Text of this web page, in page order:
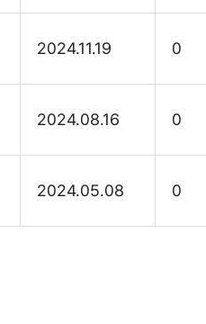
2024.11.19 0
2024.08.16 0
2024.05.08 0